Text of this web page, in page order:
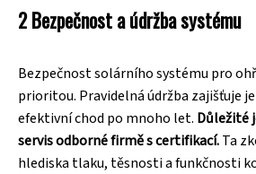
2 Bezpečnost a údržba systému
Bezpečnost solárního systému pro
prioritou. Pravidelná údržba zajišťuje
efektivní chod po mnoho let. Důležité
servis odborné firmě s certifikací.Ta
hlediska tlaku, těsnosti a funkčnosti